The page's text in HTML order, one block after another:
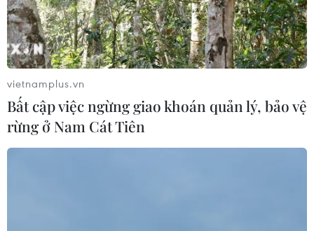
TIN LIÊN QUAN
vietnamplus.vn
Bất cập việc ngừng giao khoán quản lý, bảo vệ
rừng ở Nam Cát Tiên